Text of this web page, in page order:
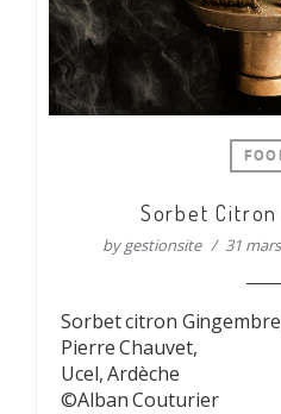
Sorbet Citron
bygestionsite 31
Sorbet citron
Pierre Chauvet,
Ucel, Ardèche
©Alban Couturier